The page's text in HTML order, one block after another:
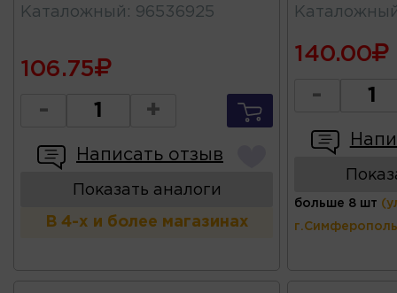
Каталожный : 96536925
106.75
- +
Написать отзыв
Показать аналоги
В 4-х и более магазинах
140.00
-
больше 8 шт